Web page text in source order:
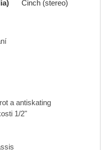
Cinch (stereo)
a antiskating
1/2"